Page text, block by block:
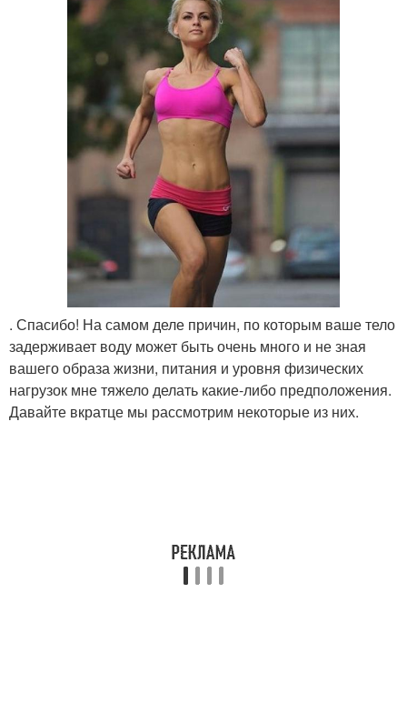
. Спасибо! На самом деле причин, по которым ваше тело
задерживает воду может быть очень много и не зная
вашего образа жизни, питания и уровня физических
нагрузок мне тяжело делать какие-либо предположения.
Давайте вкратце мы рассмотрим некоторые из них.